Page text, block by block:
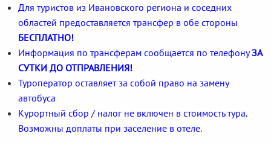
Для туристов из Ивановского региона и соседних
областей предоставляется трансфер в обе стороны
БЕСПЛАТНО!
Информация по трансферам сообщается по телефонуЗА
СУТКИ ДО ОТПРАВЛЕНИЯ!
Туроператор оставляет за собой право на замену
автобуса
Курортный сбор / налог не включен в стоимость тура.
Возможны доплаты при заселение в отеле.